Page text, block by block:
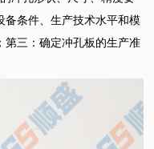
备条件、生产技术水平和模
第三：确定冲孔板的生产准